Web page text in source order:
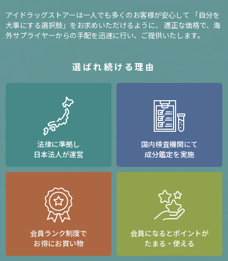
アイドラッグストアーは一人でも多くのお客様が安心して
「自分を
大事にする選択肢」をお求めいただけるように、
適正な価格で、海
外サプライヤーからの手配を迅速に行い、ご提供いたします。
選ばれ続ける理由
法律に準拠し
日本法人が運営
国内検査機関にて
成分鑑定を実施
会員ランク制度で
お得にお買い物
会員になるとポイントが
たまる・使える